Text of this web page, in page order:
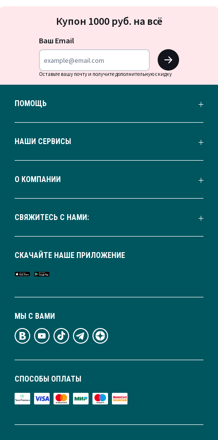
на
Купон 1000 руб. на всё
Ваш Email
OK
Оставьте вашу почту и получите дополнительную скидку
ПОМОЩЬ
НАШИ СЕРВИСЫ
О КОМПАНИИ
СВЯЖИТЕСЬ С НАМИ:
СПОСОБЫ ОПЛАТЫ
МЫ С ВАМИ
СКАЧАЙТЕ НАШЕ ПРИЛОЖЕНИЕ